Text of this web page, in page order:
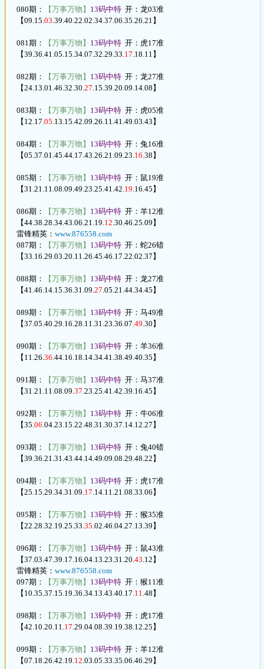
080期： 【万事万物】 13码中特 开：龙03准
【09.15.03.39.40.22.02.34.37.06.35.26.21】
081期： 【万事万物】 13码中特 开：虎17准
【39.36.41.05.15.34.07.32.29.33.17.18.11】
082期： 【万事万物】 13码中特 开：龙27准
【24.13.01.46.32.30.27.15.39.20.09.14.08】
083期： 【万事万物】 13码中特 开：虎05准
【12.17.05.13.15.42.09.26.11.41.49.03.43】
084期： 【万事万物】 13码中特 开：兔16准
【05.37.01.45.44.17.43.26.21.09.23.16.38】
085期： 【万事万物】 13码中特 开：鼠19准
【31.21.11.08.09.49.23.25.41.42.19.16.45】
086期： 【万事万物】 13码中特 开：羊12准
【44.38.28.34.43.06.21.19.12.30.46.25.09】
雷锋精英： www.876558.com
087期：
【万事万物】 13码中特 开：蛇26错
【33.16.29.03.20.11.26.45.46.17.22.02.37】
088期： 【万事万物】 13码中特 开：龙27准
【41.46.14.15.36.31.09.27.05.21.44.34.45】
089期： 【万事万物】 13码中特 开：马49准
【37.05.40.29.16.28.11.31.23.36.07.49.30】
090期： 【万事万物】 13码中特 开：羊36准
【11.26.36.44.16.18.14.34.41.38.49.40.35】
091期： 【万事万物】 13码中特 开：马37准
【31.21.11.08.09.37.23.25.41.42.39.16.45】
092期： 【万事万物】 13码中特 开：牛06准
【35.06.04.23.15.22.48.31.30.37.14.12.27】
093期： 【万事万物】 13码中特 开：兔40错
【39.36.21.31.43.44.14.49.09.08.29.48.22】
094期： 【万事万物】 13码中特 开：虎17准
【25.15.29.34.31.09.17.14.11.21.08.33.06】
095期： 【万事万物】 13码中特 开：猴35准
【22.28.32.19.25.33.35.02.46.04.27.13.39】
096期： 【万事万物】 13码中特 开：鼠43准
【37.03.47.39.17.16.04.13.23.31.20.43.12】
雷锋精英： www.876558.com
097期：
【万事万物】 13码中特 开：猴11准
【10.35.37.15.19.36.34.13.43.40.17.11.48】
098期： 【万事万物】 13码中特 开：虎17准
【42.10.20.11.17.29.04.08.39.19.38.12.25】
099期： 【万事万物】 13码中特 开：羊12准
【07.18.26.42.19.12.03.05.33.35.06.46.29】